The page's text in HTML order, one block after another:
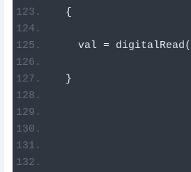
{
    val
= digitalRead(
}